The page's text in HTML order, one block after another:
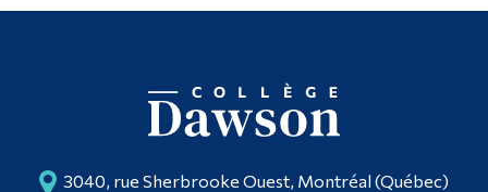
3040, rue Sherbrooke Ouest, Montréal (Québec)